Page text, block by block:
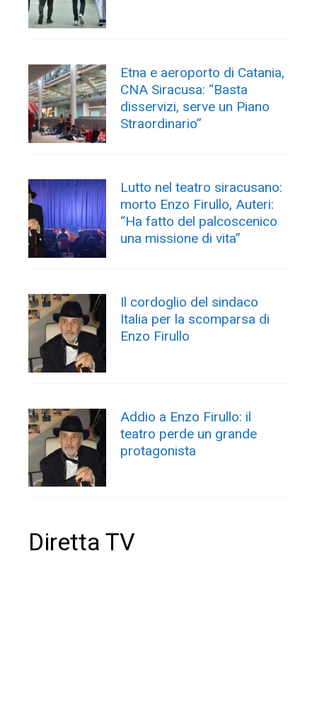
Etna e aeroporto di Catania,
CNA Siracusa: “Basta
disservizi, serve un Piano
Straordinario”
Lutto nel teatro siracusano:
morto Enzo Firullo, Auteri:
“Ha fatto del palcoscenico
una missione di vita”
Il cordoglio del sindaco
Italia per la scomparsa di
Enzo Firullo
Addio a Enzo Firullo: il
teatro perde un grande
protagonista
Diretta TV